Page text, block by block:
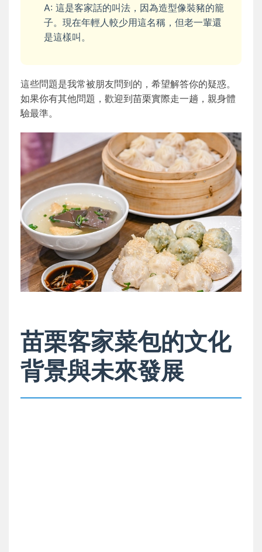
A: 這是客家話的叫法，因為造型像裝豬的籠
子。現在年輕人較少用這名稱，但老一輩還
是這樣叫。
這些問題是我常被朋友問到的，希望解答你的疑惑。
如果你有其他問題，歡迎到苗栗實際走一趟，親身體
驗最準。
苗栗客家菜包的文化
背景與未來發展